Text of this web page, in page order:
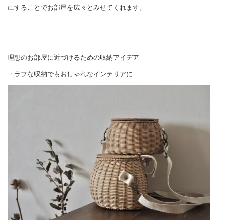
にすることでお部屋を広々とみせてくれます。
理想のお部屋に近づけるための収納アイデア
・ラフな収納でもおしゃれなインテリアに